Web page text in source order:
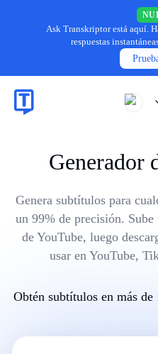
Ask Transkriptor está aquí.
respuestas
Generador
Genera subtítulos para
un 99% de precisión.
de YouTube, luego
usar en YouTube,
Obtén subtítulos en más de